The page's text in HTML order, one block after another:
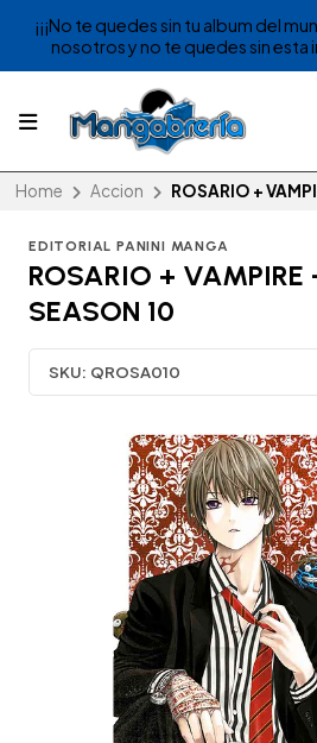
¡¡¡No te quedes sin tu album del
nosotros y no te quedes sin
Home Accion ROSARIO +
EDITORIAL PANINI MANGA
ROSARIO + VAMPIRE
SEASON 10
SKU: QROSA010